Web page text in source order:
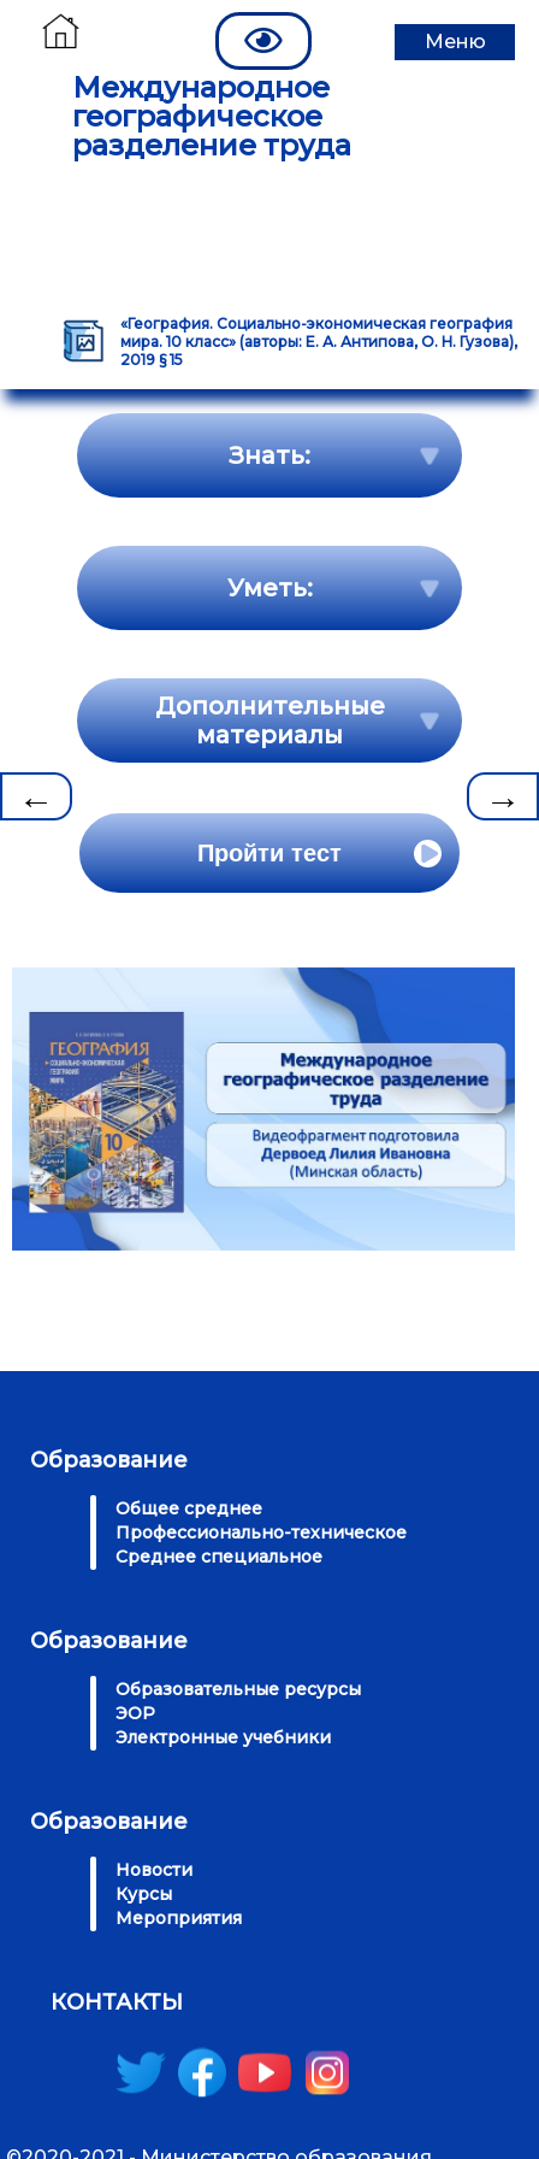
Международное
географическое
разделение труда
Меню
«География. Социально-экономическая география
мира. 10 класс» (авторы: Е. А. Антипова, О. Н. Гузова),
2019 § 15
← →
Знать:
Уметь:
Дополнительные
материалы
Пройти тест
Образование
Общее среднее
Профессионально-техническое
Среднее специальное
Образование
Образовательные ресурсы
ЭОР
Электронные учебники
Образование
Новости
Курсы
Мероприятия
КОНТАКТЫ